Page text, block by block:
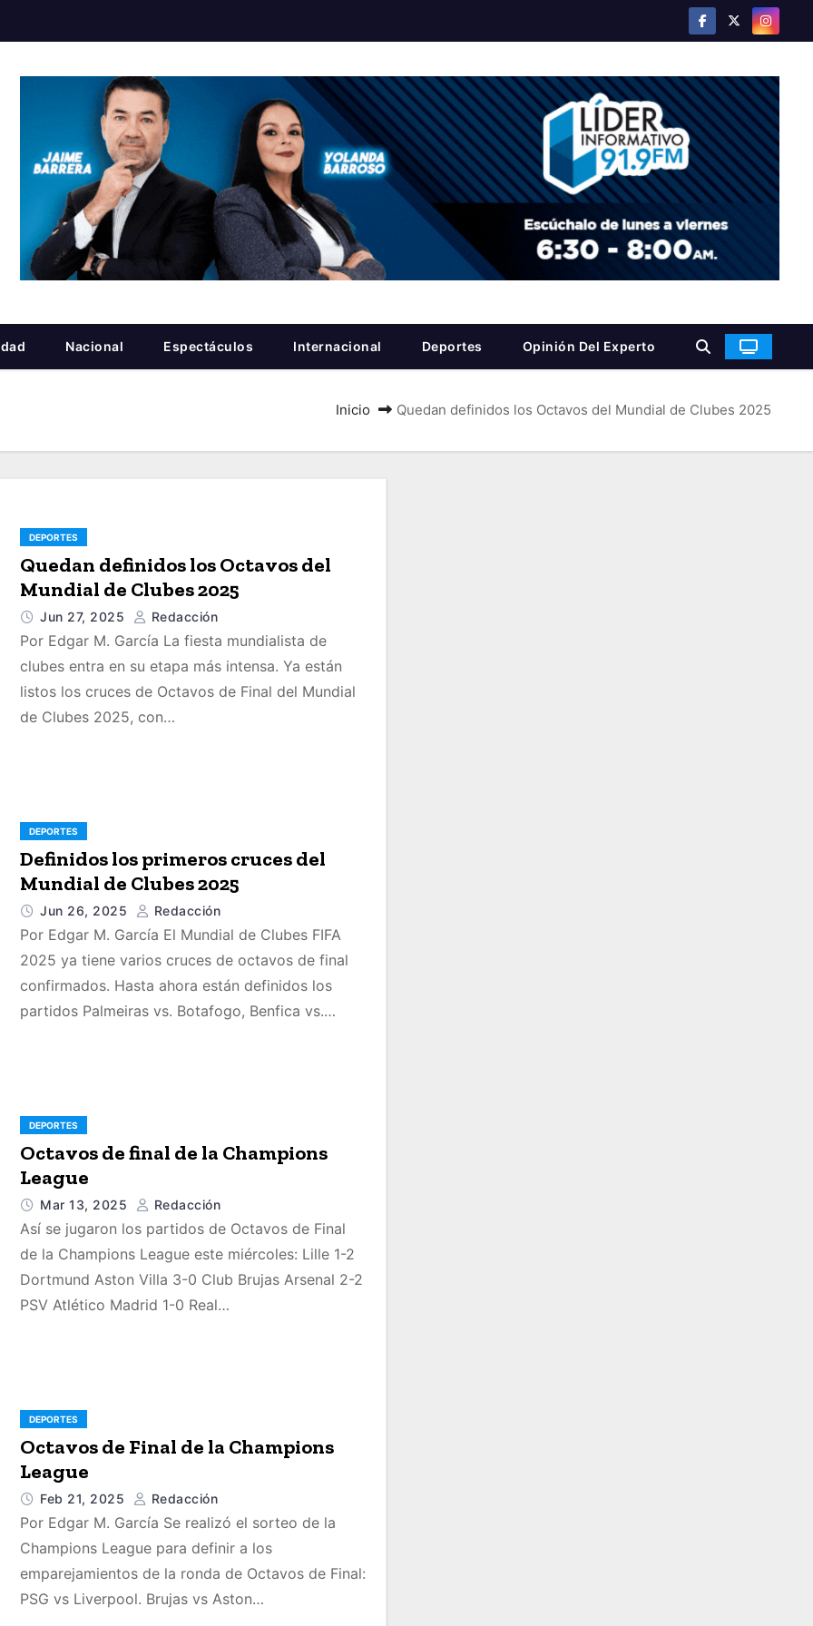
Nacional Espectáculos Internacional Deportes Opinión Del Experto
Inicio Quedan definidos los Octavos del Mundial de Clubes 2025
DEPORTES
Quedan definidos los Octavos del
Mundial de Clubes 2025
Jun 27, 2025 Redacción
Por Edgar M. García La fiesta mundialista de
clubes entra en su etapa más intensa. Ya están
listos los cruces de Octavos de Final del Mundial
de Clubes 2025, con…
DEPORTES
Definidos los primeros cruces del
Mundial de Clubes 2025
Jun 26, 2025 Redacción
Por Edgar M. García El Mundial de Clubes FIFA
2025 ya tiene varios cruces de octavos de final
confirmados. Hasta ahora están definidos los
partidos Palmeiras vs. Botafogo, Benfica vs.…
DEPORTES
Octavos de final de la Champions
League
Mar 13, 2025 Redacción
Así se jugaron los partidos de Octavos de Final
de la Champions League este miércoles: Lille 1-2
Dortmund Aston Villa 3-0 Club Brujas Arsenal 2-2
PSV Atlético Madrid 1-0 Real…
DEPORTES
Octavos de Final de la Champions
League
Feb 21, 2025 Redacción
Por Edgar M. García Se realizó el sorteo de la
Champions League para definir a los
emparejamientos de la ronda de Octavos de Final:
PSG vs Liverpool. Brujas vs Aston…